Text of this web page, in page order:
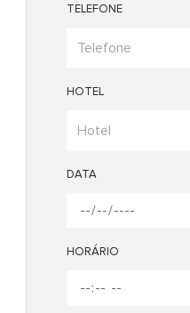
TELEFONE
HOTEL
DATA
HORÁRIO